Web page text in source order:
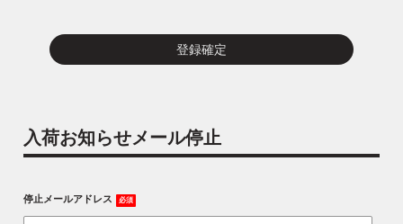
入荷お知らせメール停止
停止メールアドレス 必須